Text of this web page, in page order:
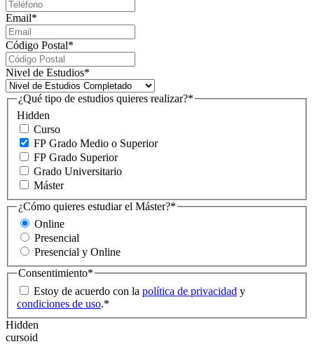
Email*
Código Postal*
Nivel de Estudios*
Hidden
¿Qué tipo de estudios quieres realizar?*
Curso
FP Grado Medio o Superior
FP Grado Superior
Grado Universitario
Máster
¿Cómo quieres estudiar el Máster?*
Online
Presencial
Presencial y Online
Consentimiento*
Estoy de acuerdo con la política de privacidad y
condiciones de uso.*
Hidden
cursoid